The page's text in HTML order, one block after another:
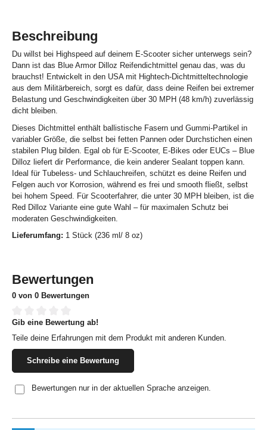
Beschreibung
Du willst bei Highspeed auf deinem E-Scooter sicher unterwegs sein?
Dann ist das Blue Armor Dilloz Reifendichtmittel genau das, was du
brauchst! Entwickelt in den USA mit Hightech-Dichtmitteltechnologie
aus dem Militärbereich, sorgt es dafür, dass deine Reifen bei extremer
Belastung und Geschwindigkeiten über 30 MPH (48 km/h) zuverlässig
dicht bleiben.
Dieses Dichtmittel enthält ballistische Fasern und Gummi-Partikel in
variabler Größe, die selbst bei fetten Pannen oder Durchstichen einen
stabilen Plug bilden. Egal ob für E-Scooter, E-Bikes oder EUCs – Blue
Dilloz liefert dir Performance, die kein anderer Sealant toppen kann.
Ideal für Tubeless- und Schlauchreifen, schützt es deine Reifen und
Felgen auch vor Korrosion, während es frei und smooth fließt, selbst
bei hohem Speed. Für Scooterfahrer, die unter 30 MPH bleiben, ist die
Red Dilloz Variante eine gute Wahl – für maximalen Schutz bei
moderaten Geschwindigkeiten.
Lieferumfang: 1 Stück (236 ml/ 8 oz)
Bewertungen
0 von 0 Bewertungen
Durchschnittliche Bewertung von 0 von 5 Sternen
Gib eine Bewertung ab!
Teile deine Erfahrungen mit dem Produkt mit anderen Kunden.
Schreibe eine Bewertung
Bewertungen nur in der aktuellen Sprache anzeigen.